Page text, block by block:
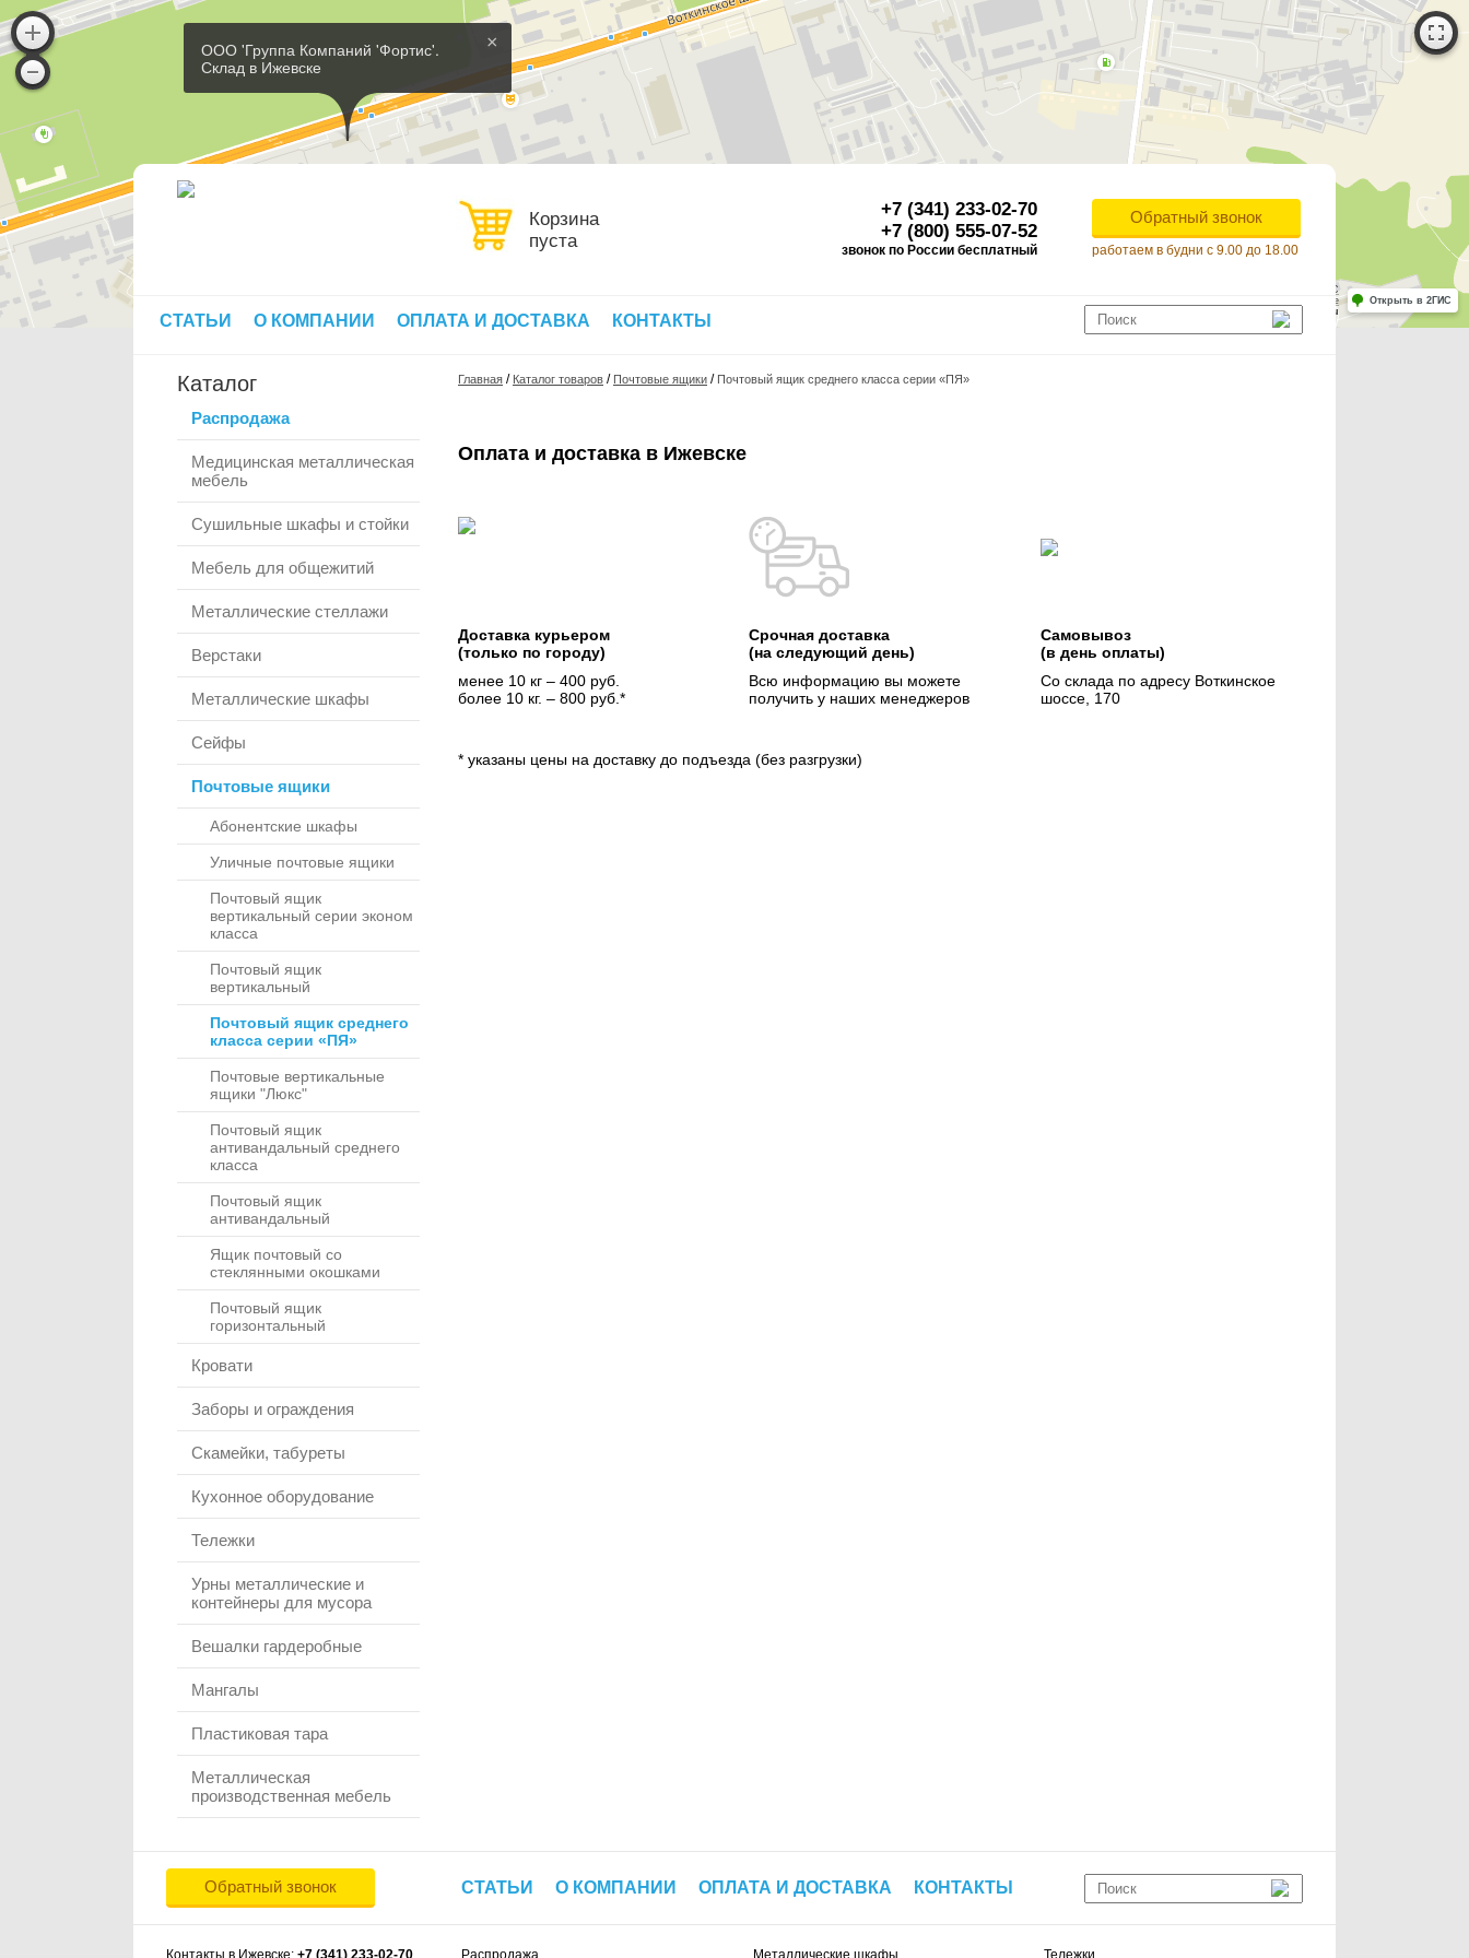
×
ООО 'Группа Компаний 'Фортис'.
Склад в Ижевске
Работает на API 2ГИС
Лицензионное соглашение
Для корректной работы Raster JS API нужен ключ. Помощь: api@2gis.ru
Открыть в 2ГИС
Корзина
пуста
+7 (341) 233-02-70
+7 (800) 555-07-52
звонок по России бесплатный
Обратный звонок
работаем в будни с 9.00 до 18.00
СТАТЬИ О КОМПАНИИ ОПЛАТА И ДОСТАВКА КОНТАКТЫ
Каталог
Распродажа
Медицинская металлическая
мебель
Сушильные шкафы и стойки
Мебель для общежитий
Металлические стеллажи
Верстаки
Металлические шкафы
Сейфы
Почтовые ящики
Абонентские шкафы
Уличные почтовые ящики
Почтовый ящик
вертикальный серии эконом
класса
Почтовый ящик
вертикальный
Почтовый ящик среднего
класса серии «ПЯ»
Почтовые вертикальные
ящики "Люкс"
Почтовый ящик
антивандальный среднего
класса
Почтовый ящик
антивандальный
Ящик почтовый со
стеклянными окошками
Почтовый ящик
горизонтальный
Кровати
Заборы и ограждения
Скамейки, табуреты
Кухонное оборудование
Тележки
Урны металлические и
контейнеры для мусора
Вешалки гардеробные
Мангалы
Пластиковая тара
Металлическая
производственная мебель
Главная / Каталог товаров / Почтовые ящики / Почтовый ящик среднего класса серии «ПЯ»
Оплата и доставка в Ижевске
Доставка курьером
(только по городу)
менее 10 кг – 400 руб.
более 10 кг. – 800 руб.*
Срочная доставка
(на следующий день)
Всю информацию вы можете
получить у наших менеджеров
Самовывоз
(в день оплаты)
Со склада по адресу Воткинское
шоссе, 170
* указаны цены на доставку до подъезда (без разгрузки)
Обратный звонок СТАТЬИ О КОМПАНИИ ОПЛАТА И ДОСТАВКА КОНТАКТЫ
Контакты в Ижевске: +7 (341) 233-02-70 Распродажа Металлические шкафы Тележки